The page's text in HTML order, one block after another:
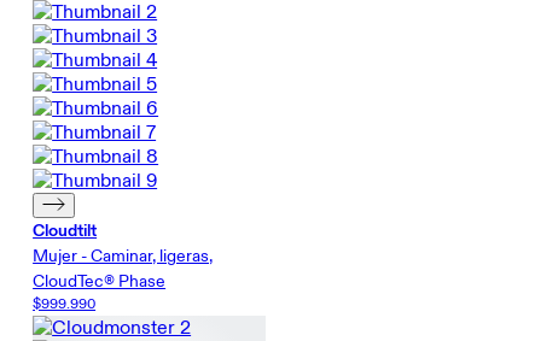
Cloudtilt
Mujer - Caminar, ligeras,
CloudTec® Phase
$999.990